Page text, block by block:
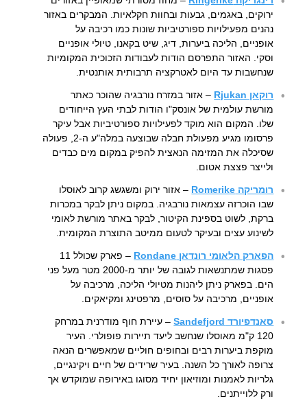
ירוקים, באגמים, גבעות ובחוות חקלאיות. המבקרים באזור
נהנים מפעילויות ספורטיביות שונות כמו רכיבה על
אופניים, הליכה ביערות, דיג, שיט בקאנו, טיולי אופניים
וסקי. האזור התפרסם הודות לעבודות הזכוכית המקומיות
שנחשבות עד היום לאטרקציה תרבותית אותנטית.
רוקאן Rjukan
– אזור במזרח נורבגיה שהוכר כאתר
מורשת עולמית של אונסק"ו הודות לבתי העץ הייחודים
שלו. המקום הוא מוקד לפעילויות ספורטיביות אבל עיקר
פרסומו מגיע מפעולת חבלה שבוצעה במלה"ע ה-2, פעולה
שסיכלה את המזימה הנאצית להפיק במקום מים כבדים
ולייצר פצצת אטום.
רומריקה Romerike
– אזור ירוק ומשגשג קרוב לאוסלו
שבו הוכרזה עצמאות נורבגיה. במקום ניתן לבקר במכרות
ברקת, לשוט בספינת הקיטור, לבקר באתר מורשת לאומי
לשינוע עצים ובעיקר לטעום ממיטב התוצרת המקומית.
הפארק הלאומי רונדאן Rondane
– פארק שכולל 11
פסגות שמתנשאות לגובה של יותר מ-2000 מטר מעל פני
הים. בפארק ניתן ליהנות מטיולי הליכה, מרכיבה על
אופניים, מרכיבה על סוסים, מרפטינג ומקיאקים.
סאנדפיורד Sandefjord
– עיירת חוף מודרנית במרחק
120 ק"מ מאוסלו שנחשב ליעד תיירות פופולרי. העיר
מוקפת ביערות רבים ובחופים חוליים שמאפשרים הנאה
צרופה לאורך כל השנה. בעיר שרידים של חיים ויקינגיים,
גלריות לאמנות ומוזיאון יחיד מסוגו באירופה שמוקדש אך
ורק ללוייתנים.